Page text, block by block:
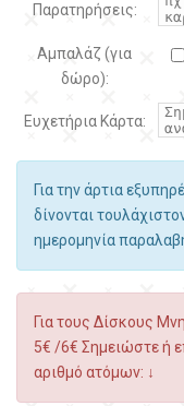
Παρατηρήσεις:
Αμπαλάζ (για
δώρο):
Ευχετήρια Κάρτα:
Για την άρτια
δίνονται
ημερομηνία
Για τους Δίσκους
5€ /6€ Σημειώστε ή
αριθμό ατόμων: ↓